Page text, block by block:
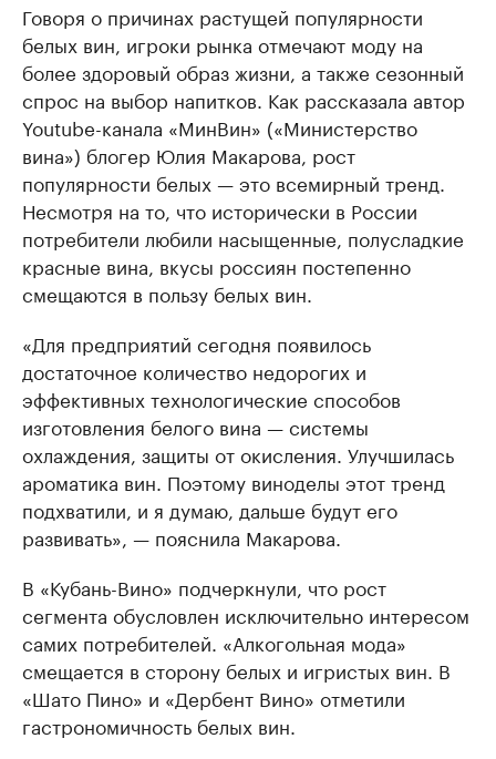
Говоря о причинах растущей популярности
белых вин, игроки рынка отмечают моду на
более здоровый образ жизни, а также сезонный
спрос на выбор напитков. Как рассказала автор
Youtube-канала «МинВин» («Министерство
вина») блогер Юлия Макарова, рост
популярности белых — это всемирный тренд.
Несмотря на то, что исторически в России
потребители любили насыщенные, полусладкие
красные вина, вкусы россиян постепенно
смещаются в пользу белых вин.
«Для предприятий сегодня появилось
достаточное количество недорогих и
эффективных технологические способов
изготовления белого вина — системы
охлаждения, защиты от окисления. Улучшилась
ароматика вин. Поэтому виноделы этот тренд
подхватили, и я думаю, дальше будут его
развивать», — пояснила Макарова.
В «Кубань-Вино» подчеркнули, что рост
сегмента обусловлен исключительно интересом
самих потребителей. «Алкогольная мода»
смещается в сторону белых и игристых вин. В
«Шато Пино» и «Дербент Вино» отметили
гастрономичность белых вин.